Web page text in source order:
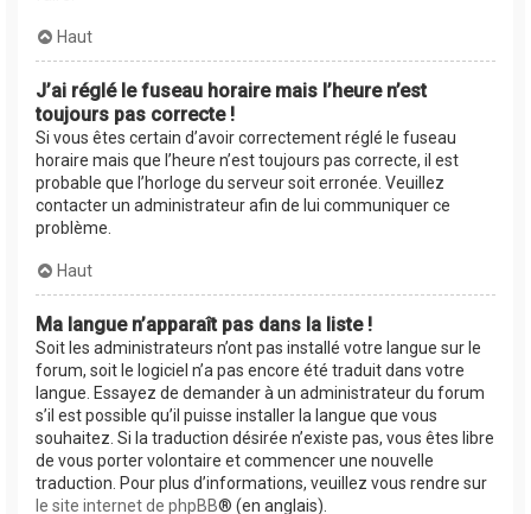
Haut
J’ai réglé le fuseau horaire mais l’heure n’est
toujours pas correcte !
Si vous êtes certain d’avoir correctement réglé le fuseau
horaire mais que l’heure n’est toujours pas correcte, il est
probable que l’horloge du serveur soit erronée. Veuillez
contacter un administrateur afin de lui communiquer ce
problème.
Haut
Ma langue n’apparaît pas dans la liste !
Soit les administrateurs n’ont pas installé votre langue sur le
forum, soit le logiciel n’a pas encore été traduit dans votre
langue. Essayez de demander à un administrateur du forum
s’il est possible qu’il puisse installer la langue que vous
souhaitez. Si la traduction désirée n’existe pas, vous êtes libre
de vous porter volontaire et commencer une nouvelle
traduction. Pour plus d’informations, veuillez vous rendre sur
le site internet de phpBB® (en anglais).